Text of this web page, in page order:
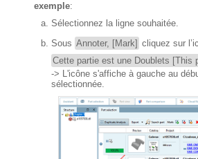
exemple:
Sélectionnez la ligne souhaitée.
Sous Annoter, [Mark] cliquez sur
Cette partie est une Doublets [This
-> L'icône s'affiche à gauche au
sélectionnée.